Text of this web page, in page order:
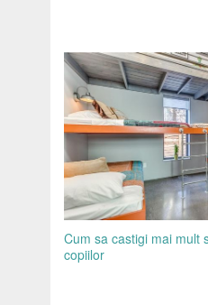
Cum sa castigi mai mult
copiilor